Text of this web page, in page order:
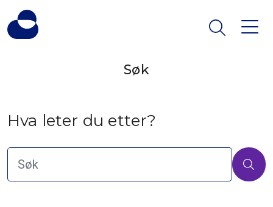
Søk
Hva leter du etter?